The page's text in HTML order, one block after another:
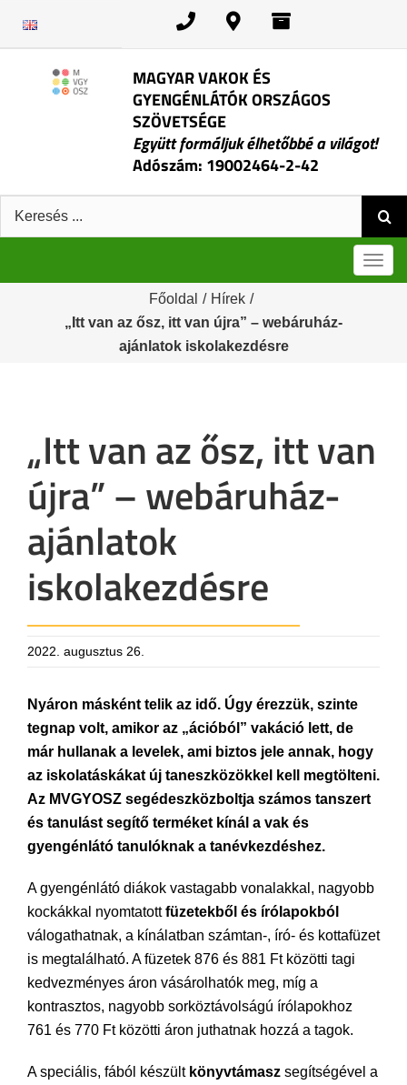
MAGYAR VAKOK ÉS
GYENGÉNLÁTÓK ORSZÁGOS
SZÖVETSÉGE
Együtt formáljuk élhetőbbé a világot!
Adószám: 19002464-2-42
Keresés:
Főoldal / Hírek /
„Itt van az ősz, itt van újra” – webáruház-
ajánlatok iskolakezdésre
„Itt van az ősz, itt van
újra” – webáruház-
ajánlatok
iskolakezdésre
2022. augusztus 26.
Nyáron másként telik az idő. Úgy érezzük, szinte
tegnap volt, amikor az „ációból” vakáció lett, de
már hullanak a levelek, ami biztos jele annak, hogy
az iskolatáskákat új taneszközökkel kell megtölteni.
Az MVGYOSZ segédeszközboltja számos tanszert
és tanulást segítő terméket kínál a vak és
gyengénlátó tanulóknak a tanévkezdéshez.
A gyengénlátó diákok vastagabb vonalakkal, nagyobb
kockákkal nyomtatottfüzetekből és írólapokból
válogathatnak, a kínálatban számtan-, író- és kottafüzet
is megtalálható. A füzetek 876 és 881 Ft közötti tagi
kedvezményes áron vásárolhatók meg, míg a
kontrasztos, nagyobb sorköztávolságú írólapokhoz
761 és 770 Ft közötti áron juthatnak hozzá a tagok.
A speciális, fából készült könyvtámasz segítségével a